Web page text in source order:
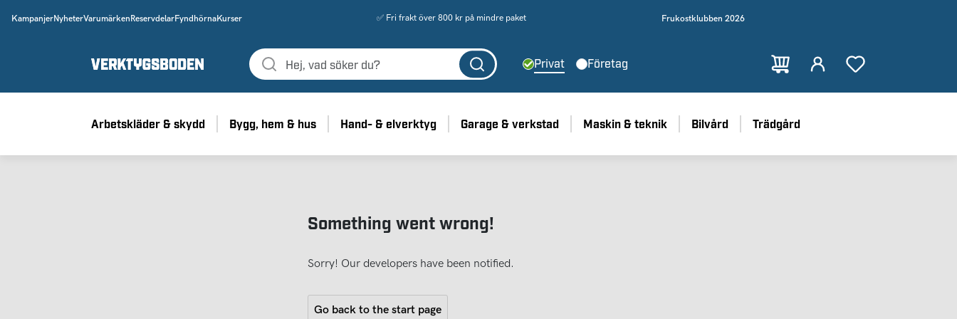
KampanjerNyheterVarumärken ReservdelarFyndhörnaKurser ✅ Fri frakt över 800 kr på mindre paket Frukostklubben 2026
Privat Företag
Arbetskläder & skydd Bygg, hem & hus Hand- & elverktyg Garage & verkstad Maskin & teknik Bilvård Trädgård
Something went wrong!
Sorry! Our developers have been notified.
Go back to the start page